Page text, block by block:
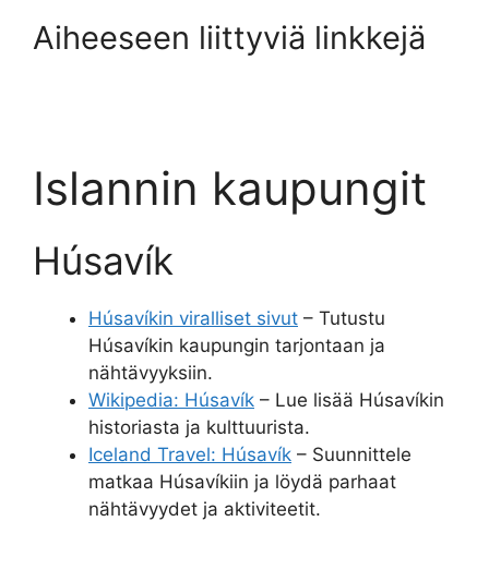
Aiheeseen liittyviä linkkejä
Islannin kaupungit
Húsavík
Húsavíkin viralliset sivut – Tutustu
Húsavíkin kaupungin tarjontaan ja
nähtävyyksiin.
Wikipedia: Húsavík – Lue lisää Húsavíkin
historiasta ja kulttuurista.
Iceland Travel: Húsavík – Suunnittele
matkaa Húsavíkiin ja löydä parhaat
nähtävyydet ja aktiviteetit.